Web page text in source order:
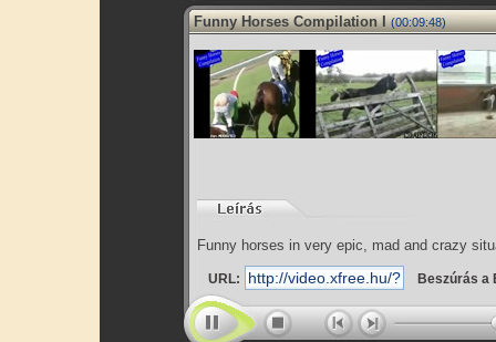
Funny Horses Compilation I (00:09:48)
Funny horses in very epic, mad and crazy
URL: Beszúrás a